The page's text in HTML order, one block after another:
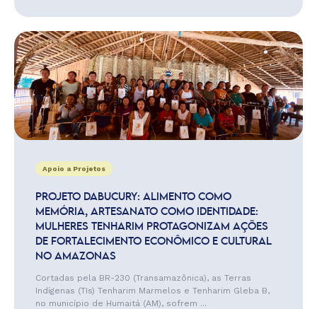
Apoio a Projetos
PROJETO DABUCURY: ALIMENTO COMO
MEMÓRIA, ARTESANATO COMO IDENTIDADE:
MULHERES TENHARIM PROTAGONIZAM AÇÕES
DE FORTALECIMENTO ECONÔMICO E CULTURAL
NO AMAZONAS
Cortadas pela BR-230 (Transamazônica), as Terras
Indígenas (TIs) Tenharim Marmelos e Tenharim Gleba B,
no município de Humaitá (AM), sofrem ...